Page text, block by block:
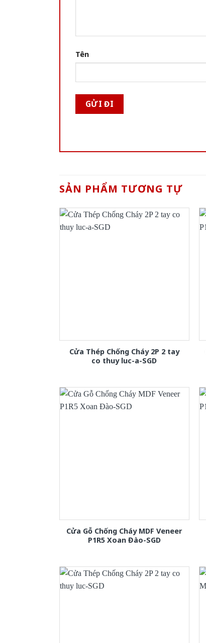
Tên
SẢN PHẨM TƯƠNG TỰ
Cửa Thép Chống Cháy 2P 2 tay
co thuy luc-a-SGD
Cửa Gỗ Chống Cháy MDF Veneer
P1R5 Xoan Đào-SGD